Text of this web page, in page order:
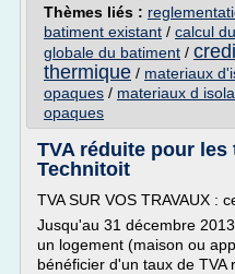
Thèmes liés :
batiment existant / calcul
globale du batiment /
thermique / materiaux
opaques / materiaux d
opaques
TVA réduite pour
Technitoit
TVA SUR VOS TRAVAUX :
Jusqu'au 31 décembre
un logement (maison ou
bénéficier d'un taux de TVA